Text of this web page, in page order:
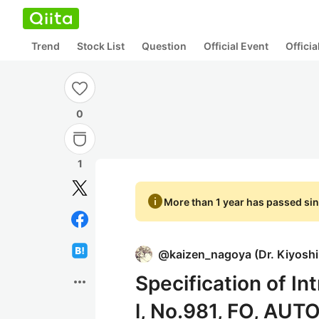
Trend Stock List Question Official Event
0
1
more_horiz
infoMore than 1 year has passed
@kaizen_nagoya (Dr.
Specification of
l, No.981, FO,